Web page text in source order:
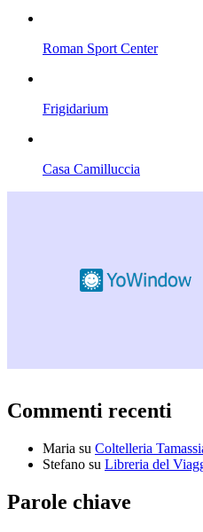
Roman Sport Center
Frigidarium
Casa Camilluccia
Commenti recenti
Maria su Coltelleria
Stefano su Libreria del
Parole chiave